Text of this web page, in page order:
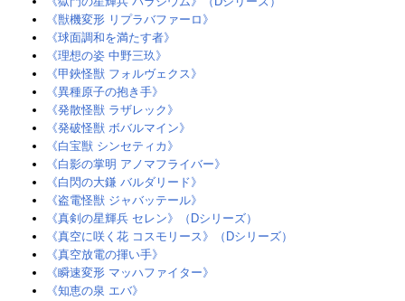
《獣機変形 リプラバファーロ》‎
《球面調和を満たす者》‎
《理想の姿 中野三玖》
《甲鋏怪獣 フォルヴェクス》‎
《異種原子の抱き手》
《発散怪獣 ラザレック》‎
《発破怪獣 ボバルマイン》
《白宝獣 シンセティカ》‎
《白影の掌明 アノマフライバー》
《白閃の大鎌 バルダリード》‎
《盗電怪獣 ジャバッテール》
《真剣の星輝兵 セレン》（Dシリーズ）
《真空に咲く花 コスモリース》（Dシリーズ）
《真空放電の揮い手》
《瞬速変形 マッハファイター》
《知恵の泉 エバ》‎